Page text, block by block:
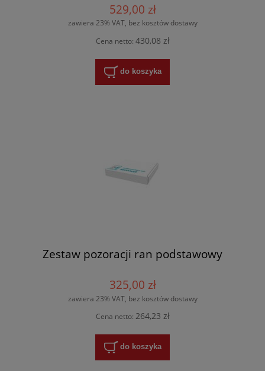
529,00 zł
zawiera 23% VAT, bez kosztów dostawy
Cena netto: 430,08 zł
do koszyka
Zestaw pozoracji ran podstawowy
325,00 zł
zawiera 23% VAT, bez kosztów dostawy
Cena netto: 264,23 zł
do koszyka